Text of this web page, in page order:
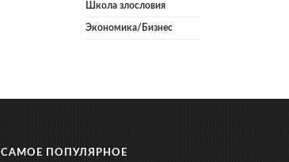
Школа злословия
Экономика/Бизнес
САМОЕ ПОПУЛЯРНОЕ